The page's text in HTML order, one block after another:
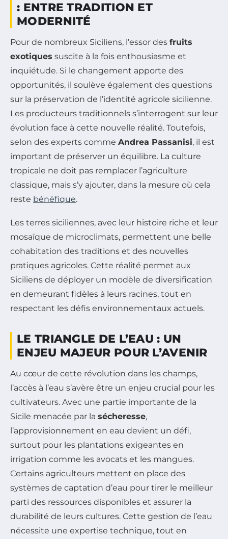
: ENTRE TRADITION ET
MODERNITÉ
Pour de nombreux Siciliens, l’essor des fruits
exotiques suscite à la fois enthousiasme et
inquiétude. Si le changement apporte des
opportunités, il soulève également des questions
sur la préservation de l’identité agricole sicilienne.
Les producteurs traditionnels s’interrogent sur leur
évolution face à cette nouvelle réalité. Toutefois,
selon des experts comme Andrea Passanisi, il est
important de préserver un équilibre. La culture
tropicale ne doit pas remplacer l’agriculture
classique, mais s’y ajouter, dans la mesure où cela
reste bénéfique.
Les terres siciliennes, avec leur histoire riche et leur
mosaïque de microclimats, permettent une belle
cohabitation des traditions et des nouvelles
pratiques agricoles. Cette réalité permet aux
Siciliens de déployer un modèle de diversification
en demeurant fidèles à leurs racines, tout en
respectant les défis environnementaux actuels.
LE TRIANGLE DE L’EAU : UN
ENJEU MAJEUR POUR L’AVENIR
Au cœur de cette révolution dans les champs,
l’accès à l’eau s’avère être un enjeu crucial pour les
cultivateurs. Avec une partie importante de la
Sicile menacée par la sécheresse,
l’approvisionnement en eau devient un défi,
surtout pour les plantations exigeantes en
irrigation comme les avocats et les mangues.
Certains agriculteurs mettent en place des
systèmes de captation d’eau pour tirer le meilleur
parti des ressources disponibles et assurer la
durabilité de leurs cultures. Cette gestion de l’eau
nécessite une expertise technique, tout en